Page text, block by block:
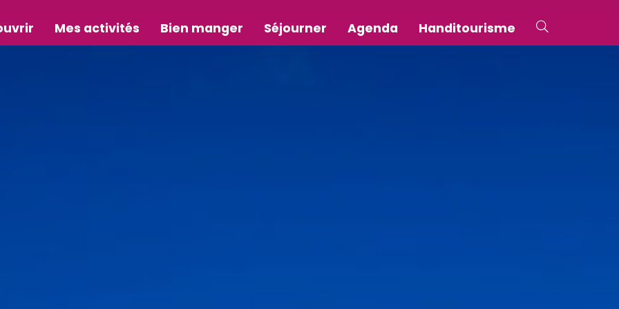
Mes activités Bien manger Séjourner Agenda Handitourisme